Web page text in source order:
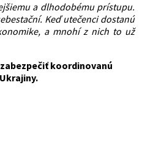
a dlhodobému prístupu.
Keď utečenci dostanú
a mnohí z nich to už
koordinovanú